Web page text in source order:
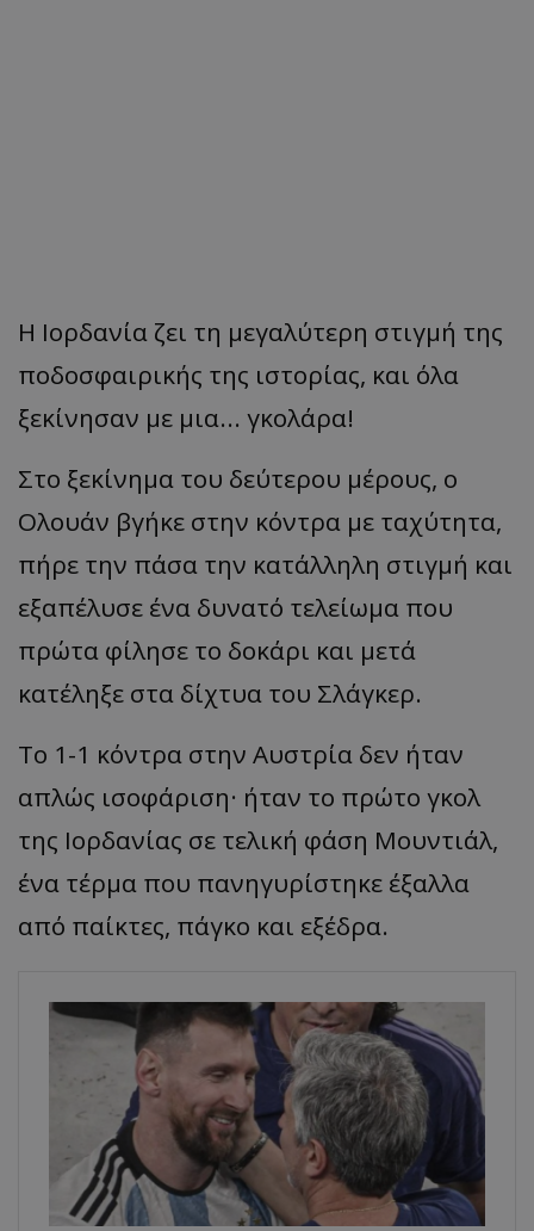
Η Ιορδανία ζει τη μεγαλύτερη στιγμή της
ποδοσφαιρικής της ιστορίας, και όλα
ξεκίνησαν με μια... γκολάρα!
Στο ξεκίνημα του δεύτερου μέρους, ο
Ολουάν βγήκε στην κόντρα με ταχύτητα,
πήρε την πάσα την κατάλληλη στιγμή και
εξαπέλυσε ένα δυνατό τελείωμα που
πρώτα φίλησε το δοκάρι και μετά
κατέληξε στα δίχτυα του Σλάγκερ.
Το 1-1 κόντρα στην Αυστρία δεν ήταν
απλώς ισοφάριση· ήταν το πρώτο γκολ
της Ιορδανίας σε τελική φάση Μουντιάλ,
ένα τέρμα που πανηγυρίστηκε έξαλλα
από παίκτες, πάγκο και εξέδρα.